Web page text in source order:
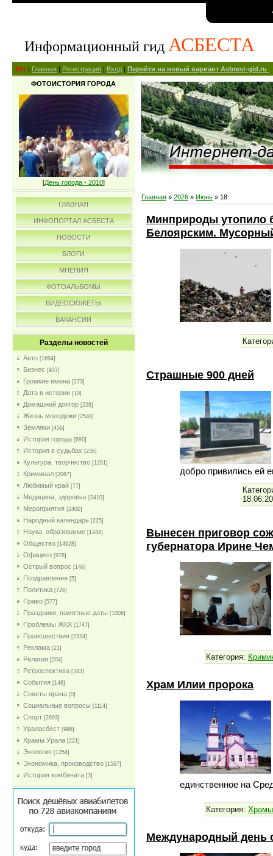
Информационный гид АСБЕСТА
14+ | Главная | Регистрация | Вход | Перейти на новый вариант Asbrest-gid.ru
ФОТОИСТОРИЯ ГОРОДА
[День города - 2010]
ГЛАВНАЯ
ИНФОПОРТАЛ АСБЕСТА
НОВОСТИ
БЛОГИ
МНЕНИЯ
ФОТОАЛЬБОМЫ
ВИДЕОСЮЖЕТЫ
ВАКАНСИИ
Разделы новостей
Авто [1694]
Бизнес [937]
Громкие имена [273]
Дата в истории [10]
Домашний доктор [228]
Жизнь молодежи [2548]
Земляки [456]
История города [690]
История в судьбах [236]
Культура, творчество [1261]
Криминал [2067]
Любимый край [77]
Медицина, здоровье [2410]
Мероприятия [2400]
Народный календарь [225]
Наука, образование [1244]
Общество [14928]
Официоз [978]
Острый вопрос [149]
Поздравления [5]
Политика [726]
Право [577]
Праздники, памятные даты [1006]
Проблемы ЖКХ [1747]
Проиcшествия [2324]
Реклама [21]
Религия [204]
Ретроспектива [343]
События [148]
Советы врача [0]
Социальные вопросы [1114]
Спорт [2693]
Ураласбест [998]
Храмы Урала [221]
Экология [1254]
Экономика, производство [1567]
История комбината [3]
Главная » 2026 » Июнь » 18
Минприроды утопило
Белоярским.
Страшные 900 дней
добро привились ей
Вынесен приговор
губернатора Ирине
Категория:
Храм Илии пророка
единственное на
Категория:
Международный день